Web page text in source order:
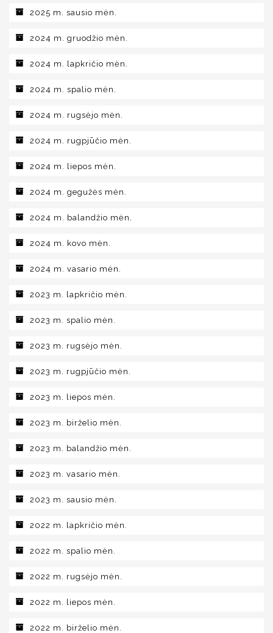
2025 m. sausio mėn.
2024 m. gruodžio mėn.
2024 m. lapkričio mėn.
2024 m. spalio mėn.
2024 m. rugsėjo mėn.
2024 m. rugpjūčio mėn.
2024 m. liepos mėn.
2024 m. gegužės mėn.
2024 m. balandžio mėn.
2024 m. kovo mėn.
2024 m. vasario mėn.
2023 m. lapkričio mėn.
2023 m. spalio mėn.
2023 m. rugsėjo mėn.
2023 m. rugpjūčio mėn.
2023 m. liepos mėn.
2023 m. birželio mėn.
2023 m. balandžio mėn.
2023 m. vasario mėn.
2023 m. sausio mėn.
2022 m. lapkričio mėn.
2022 m. spalio mėn.
2022 m. rugsėjo mėn.
2022 m. liepos mėn.
2022 m. birželio mėn.